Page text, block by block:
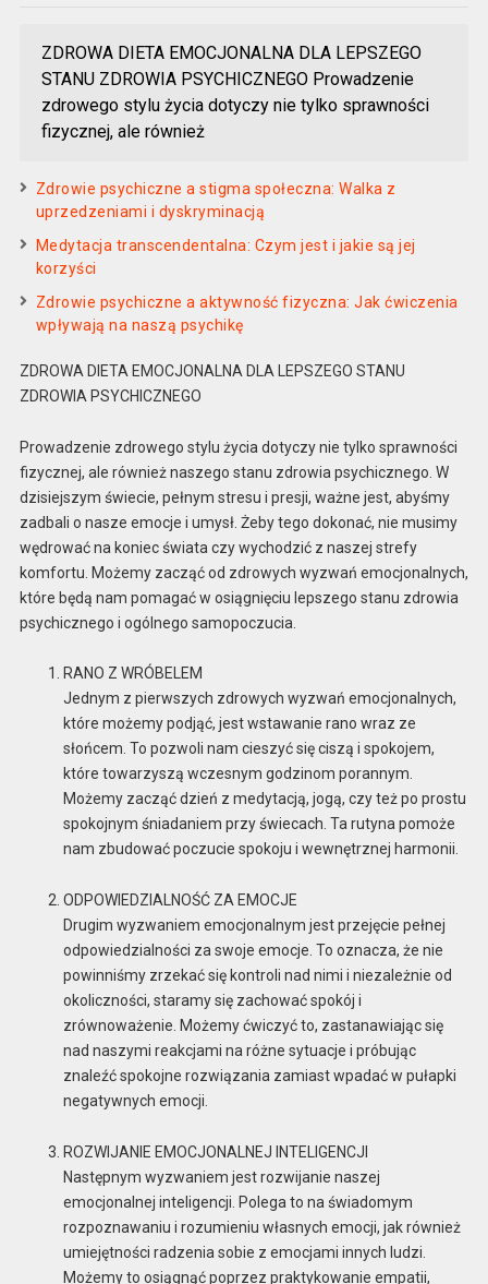
ZDROWA DIETA EMOCJONALNA DLA LEPSZEGO
STANU ZDROWIA PSYCHICZNEGO Prowadzenie
zdrowego stylu życia dotyczy nie tylko sprawności
fizycznej, ale również
Zdrowie psychiczne a stigma społeczna: Walka z
uprzedzeniami i dyskryminacją
Medytacja transcendentalna: Czym jest i jakie są jej
korzyści
Zdrowie psychiczne a aktywność fizyczna: Jak ćwiczenia
wpływają na naszą psychikę
ZDROWA DIETA EMOCJONALNA DLA LEPSZEGO STANU
ZDROWIA PSYCHICZNEGO
Prowadzenie zdrowego stylu życia dotyczy nie tylko sprawności
fizycznej, ale również naszego stanu zdrowia psychicznego. W
dzisiejszym świecie, pełnym stresu i presji, ważne jest, abyśmy
zadbali o nasze emocje i umysł. Żeby tego dokonać, nie musimy
wędrować na koniec świata czy wychodzić z naszej strefy
komfortu. Możemy zacząć od zdrowych wyzwań emocjonalnych,
które będą nam pomagać w osiągnięciu lepszego stanu zdrowia
psychicznego i ogólnego samopoczucia.
RANO Z WRÓBELEM
Jednym z pierwszych zdrowych wyzwań emocjonalnych,
które możemy podjąć, jest wstawanie rano wraz ze
słońcem. To pozwoli nam cieszyć się ciszą i spokojem,
które towarzyszą wczesnym godzinom porannym.
Możemy zacząć dzień z medytacją, jogą, czy też po prostu
spokojnym śniadaniem przy świecach. Ta rutyna pomoże
nam zbudować poczucie spokoju i wewnętrznej harmonii.
ODPOWIEDZIALNOŚĆ ZA EMOCJE
Drugim wyzwaniem emocjonalnym jest przejęcie pełnej
odpowiedzialności za swoje emocje. To oznacza, że nie
powinniśmy zrzekać się kontroli nad nimi i niezależnie od
okoliczności, staramy się zachować spokój i
zrównoważenie. Możemy ćwiczyć to, zastanawiając się
nad naszymi reakcjami na różne sytuacje i próbując
znaleźć spokojne rozwiązania zamiast wpadać w pułapki
negatywnych emocji.
ROZWIJANIE EMOCJONALNEJ INTELIGENCJI
Następnym wyzwaniem jest rozwijanie naszej
emocjonalnej inteligencji. Polega to na świadomym
rozpoznawaniu i rozumieniu własnych emocji, jak również
umiejętności radzenia sobie z emocjami innych ludzi.
Możemy to osiągnąć poprzez praktykowanie empatii,